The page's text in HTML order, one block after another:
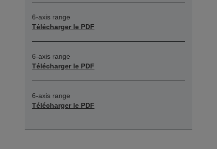
6-axis range
Télécharger le PDF
6-axis range
Télécharger le PDF
6-axis range
Télécharger le PDF